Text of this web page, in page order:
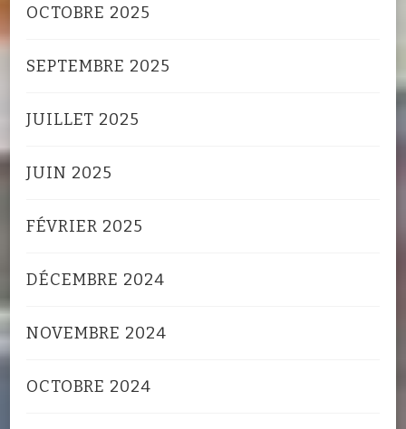
OCTOBRE 2025
SEPTEMBRE 2025
JUILLET 2025
JUIN 2025
FÉVRIER 2025
DÉCEMBRE 2024
NOVEMBRE 2024
OCTOBRE 2024